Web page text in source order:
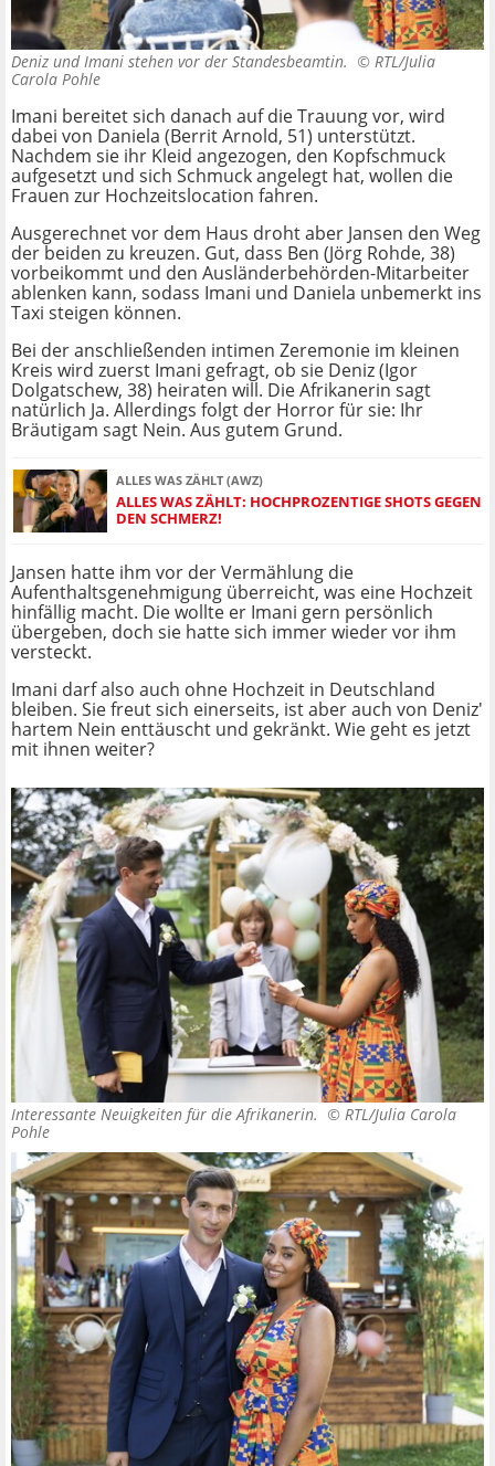
Deniz und Imani stehen vor der Standesbeamtin. © RTL/Julia
Carola Pohle
Imani bereitet sich danach auf die Trauung vor, wird
dabei von Daniela (Berrit Arnold, 51) unterstützt.
Nachdem sie ihr Kleid angezogen, den Kopfschmuck
aufgesetzt und sich Schmuck angelegt hat, wollen die
Frauen zur Hochzeitslocation fahren.
Ausgerechnet vor dem Haus droht aber Jansen den Weg
der beiden zu kreuzen. Gut, dass Ben (Jörg Rohde, 38)
vorbeikommt und den Ausländerbehörden-Mitarbeiter
ablenken kann, sodass Imani und Daniela unbemerkt ins
Taxi steigen können.
Bei der anschließenden intimen Zeremonie im kleinen
Kreis wird zuerst Imani gefragt, ob sie Deniz (Igor
Dolgatschew, 38) heiraten will. Die Afrikanerin sagt
natürlich Ja. Allerdings folgt der Horror für sie: Ihr
Bräutigam sagt Nein. Aus gutem Grund.
ALLES WAS ZÄHLT (AWZ)
ALLES WAS ZÄHLT: HOCHPROZENTIGE SHOTS GEGEN
DEN SCHMERZ!
Jansen hatte ihm vor der Vermählung die
Aufenthaltsgenehmigung überreicht, was eine Hochzeit
hinfällig macht. Die wollte er Imani gern persönlich
übergeben, doch sie hatte sich immer wieder vor ihm
versteckt.
Imani darf also auch ohne Hochzeit in Deutschland
bleiben. Sie freut sich einerseits, ist aber auch von Deniz'
hartem Nein enttäuscht und gekränkt. Wie geht es jetzt
mit ihnen weiter?
Interessante Neuigkeiten für die Afrikanerin. © RTL/Julia Carola
Pohle